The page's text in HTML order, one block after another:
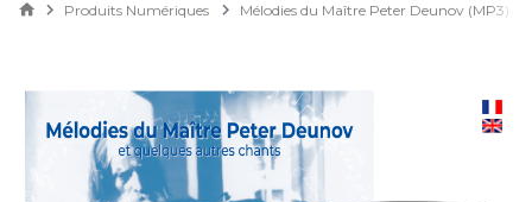
Produits Numériques Mélodies du Maître Peter Deunov (MP3)